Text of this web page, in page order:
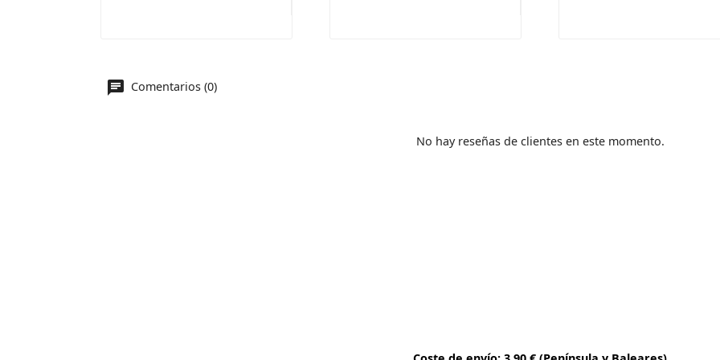
Comentarios (0)
No hay reseñas de clientes en este momento.